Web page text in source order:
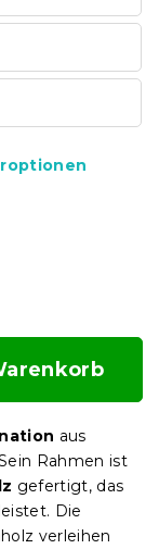
aus
Rahmen ist
gefertigt, das
Die
verleihen